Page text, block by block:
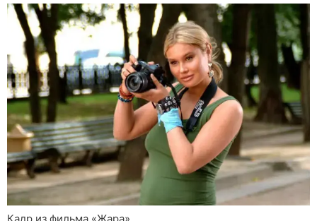
Кадр из фильма «Жара»